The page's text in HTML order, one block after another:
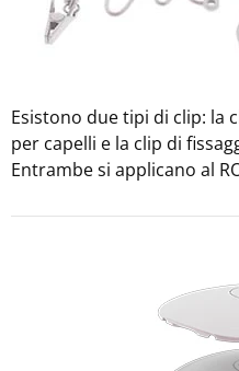
Esistono due tipi di clip: la
per capelli e la clip di
Entrambe si applicano al